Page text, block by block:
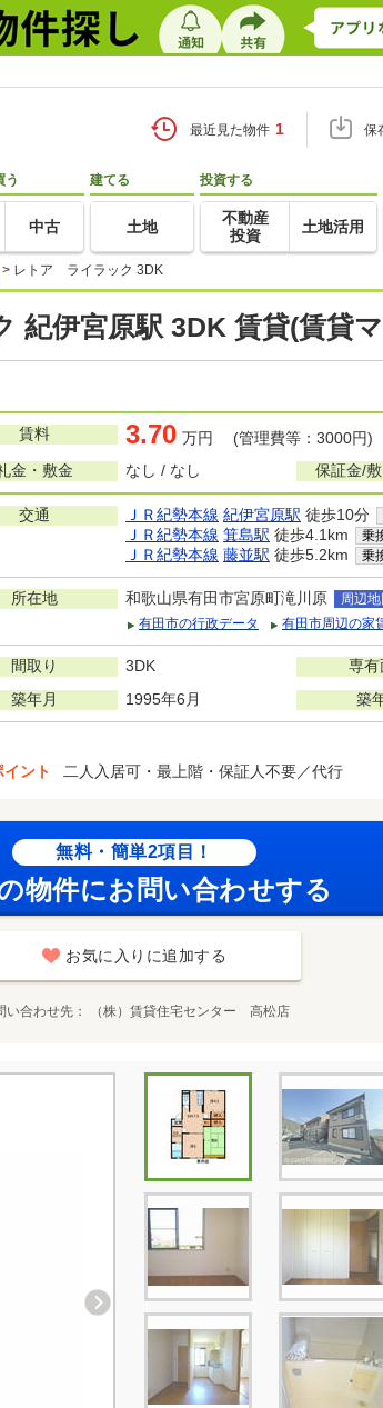
最近見た物件 1 保
う
中古
建てる
土地
投資する
不動産
投資
土地活用
> レトア ライラック 3DK
伊宮原駅 3DK 賃貸(賃貸
賃料 3.70 万円 (管理費等：3000円)
金・敷金
なし / なし 保証金/
交通 ＪＲ紀勢本線 紀伊宮原駅 徒歩10分
ＪＲ紀勢本線 箕島駅 徒歩4.1km 乗
ＪＲ紀勢本線 藤並駅 徒歩5.2km 乗
所在地 和歌山県有田市宮原町滝川原
周辺地
有田市の行政データ
有田市周辺の家
間取り 3DK 専有
築年月 1995年6月 築
ント 二人入居可・最上階・保証人不要／代行
無料・簡単2項目！
物件にお問い合わせする
お気に入りに追加する
い合わせ先 （株）賃貸住宅センター 高松店